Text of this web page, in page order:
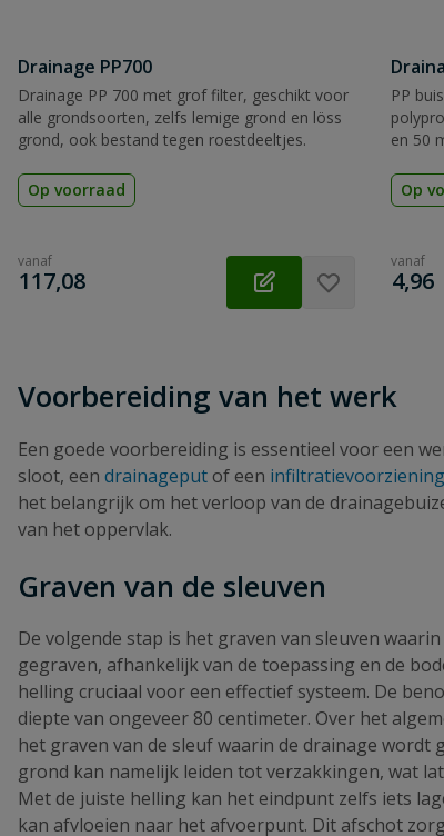
Drainage PP700
Drainage PP 700 met grof filter, geschikt voor
alle grondsoorten, zelfs lemige grond en löss
grond, ook bestand tegen roestdeeltjes.
Op voorraad
vanaf
€
117,08
PP
en 50
Op
vanaf
€
4,96
Voorbereiding van het werk
Een goede voorbereiding is essentieel voor een
sloot, een drainageput of een infiltratievoorziening
het belangrijk om het verloop van de
van het oppervlak.
Graven van de sleuven
De volgende stap is het graven van sleuven
gegraven, afhankelijk van de toepassing en de
helling cruciaal voor een effectief systeem. De
diepte van ongeveer 80 centimeter. Over het
het graven van de sleuf waarin de drainage
grond kan namelijk leiden tot verzakkingen, wat
Met de juiste helling kan het eindpunt zelfs iets
kan afvloeien naar het afvoerpunt. Dit afschot